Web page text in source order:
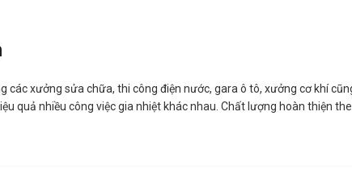
các xưởng sửa chữa, thi công điện nước, gara ô tô, xưởng cơ khí
quả nhiều công việc gia nhiệt khác nhau. Chất lượng hoàn thiện